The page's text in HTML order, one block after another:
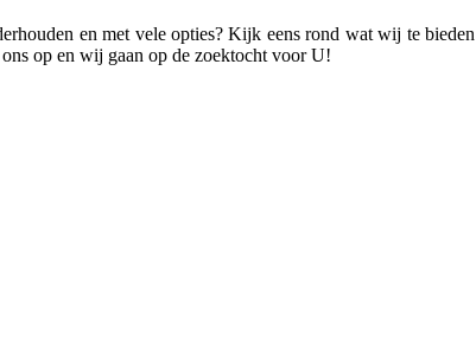
en met vele opties? Kijk eens rond wat wij te bieden
op en wij gaan op de zoektocht voor U!